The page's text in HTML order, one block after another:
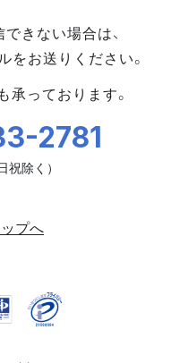
きない場合は、
をお送りください。
っております。
2781
プへ